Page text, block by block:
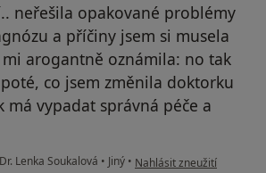
neřešila opakované problémy
a příčiny jsem si musela
mi arogantně oznámila: no tak
co jsem změnila doktorku
má vypadat správná péče a
Lenka Soukalová • Jiný • podle názoru uživatele
Nahlásit zneužití